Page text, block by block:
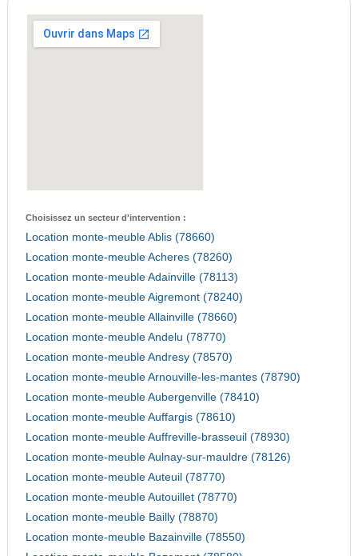
Choisissez un secteur d'intervention :
Location monte-meuble Ablis (78660)
Location monte-meuble Acheres (78260)
Location monte-meuble Adainville (78113)
Location monte-meuble Aigremont (78240)
Location monte-meuble Allainville (78660)
Location monte-meuble Andelu (78770)
Location monte-meuble Andresy (78570)
Location monte-meuble Arnouville-les-mantes (78790)
Location monte-meuble Aubergenville (78410)
Location monte-meuble Auffargis (78610)
Location monte-meuble Auffreville-brasseuil (78930)
Location monte-meuble Aulnay-sur-mauldre (78126)
Location monte-meuble Auteuil (78770)
Location monte-meuble Autouillet (78770)
Location monte-meuble Bailly (78870)
Location monte-meuble Bazainville (78550)